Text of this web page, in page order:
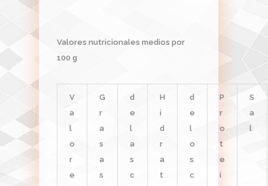
Valores nutricionales medios por
100 g
V
a
l
o
r
e
G
r
a
s
a
s
d
e
l
a
s
c
H
i
d
r
a
t
d
e
l
o
s
c
P
r
o
t
e
í
S
a
l